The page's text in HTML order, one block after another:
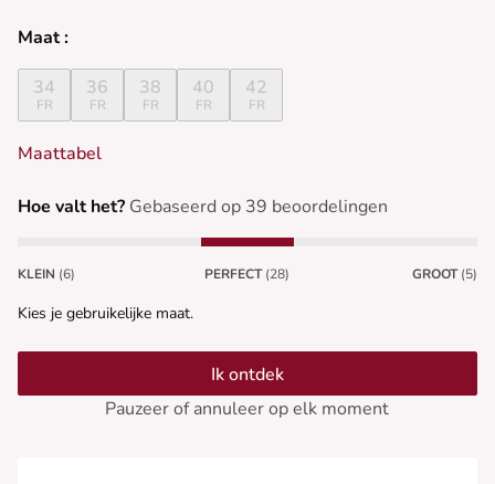
Maat :
34
FR
36
FR
38
FR
40
FR
42
FR
Maattabel
Hoe valt het? Gebaseerd op 39 beoordelingen
KLEIN (6) PERFECT (28) GROOT (5)
Kies je gebruikelijke maat.
Ik ontdek
Pauzeer of annuleer op elk moment